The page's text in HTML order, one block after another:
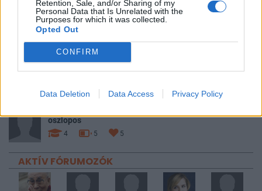
Retention, Sale, and/or Sharing of my
Personal Data that Is Unrelated with the
Purposes for which it was collected.
Opted Out
CONFIRM
Data Deletion Data Access Privacy Policy
izzadhatnak most....
0
321 322 323
TOPIK GAZDA
oszlopos
4 5 5
AKTÍV FÓRUMOZÓK